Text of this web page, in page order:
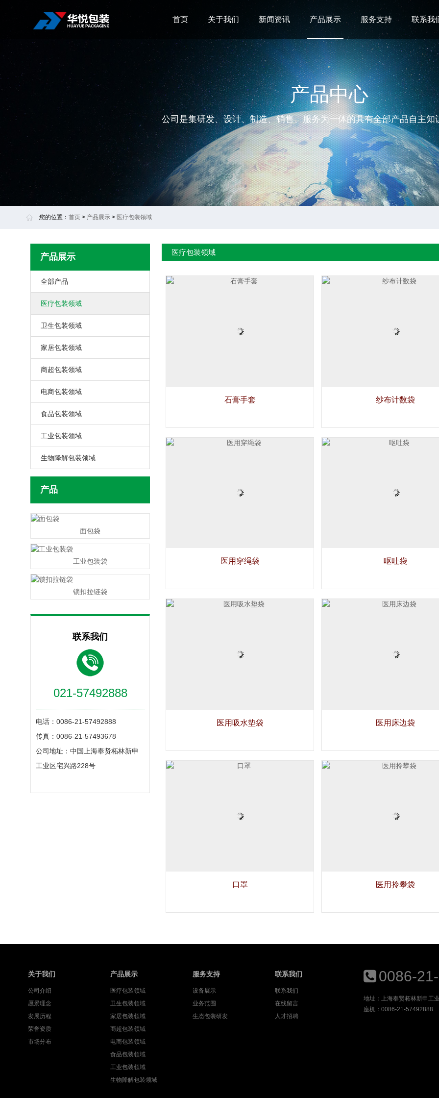
首页 关于我们 新闻资讯 产品展示 服务支持 联系我
产品中心
公司是集研发、设计、制造、销售、服务为一体的具有全部产品自主知
您的位置： 首页 > 产品展示 > 医疗包装领域
产品展示
全部产品
医疗包装领域
卫生包装领域
家居包装领域
商超包装领域
电商包装领域
食品包装领域
工业包装领域
生物降解包装领域
产品
面包袋
工业包装袋
锁扣拉链袋
联系我们
021-57492888
电话：0086-21-57492888
传真：0086-21-57493678
公司地址：中国上海奉贤柘林新申
工业区宅兴路228号
医疗包装领域
石膏手套 纱布计数袋
医用穿绳袋 呕吐袋
医用吸水垫袋 医用床边袋
口罩 医用拎攀袋
关于我们
公司介绍
愿景理念
发展历程
荣誉资质
市场分布
产品展示
医疗包装领域
卫生包装领域
家居包装领域
商超包装领域
电商包装领域
食品包装领域
工业包装领域
生物降解包装领域
服务支持
设备展示
业务范围
生态包装研发
联系我们
联系我们
在线留言
人才招聘
0086-
地址：上海奉贤柘林新申工
座机：0086-21-57492888